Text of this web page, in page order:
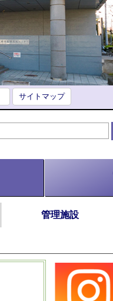
サイトマップ
管理施設